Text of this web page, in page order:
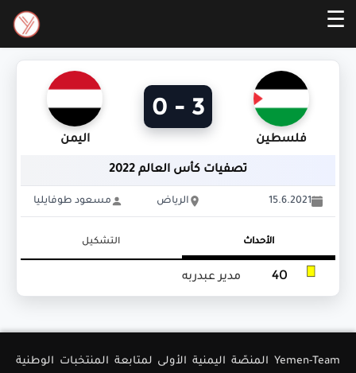
☰
فلسطين
3 - 0
اليمن
تصفيات كأس العالم 2022
15.6.2021 الرياض مسعود طوفايليا
الأحداث التشكيل
40 مدير عبدربه
Yemen-Team المنصّة اليمنية الأولى لمتابعة المنتخبات الوطنية